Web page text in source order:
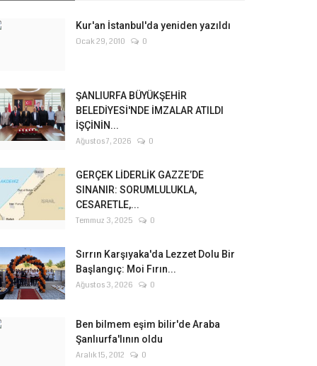
Kur'an İstanbul'da yeniden yazıldı
Ocak 29, 2010 0
ŞANLIURFA BÜYÜKŞEHİR
BELEDİYESİ'NDE İMZALAR ATILDI
İŞÇİNİN...
Ağustos 7, 2026 0
GERÇEK LİDERLİK GAZZE’DE
SINANIR: SORUMLULUKLA,
CESARETLE,...
Temmuz 3, 2025 0
Sırrın Karşıyaka'da Lezzet Dolu Bir
Başlangıç: Moi Fırın...
Ağustos 3, 2026 0
Ben bilmem eşim bilir'de Araba
Şanlıurfa'lının oldu
Aralık 15, 2012 0